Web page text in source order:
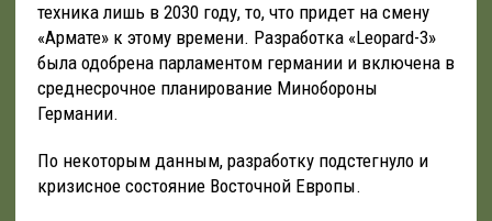
техника лишь в 2030 году, то, что придет на смену
«Армате» к этому времени. Разработка «Leopard-3»
была одобрена парламентом германии и включена в
среднесрочное планирование Минобороны
Германии.
По некоторым данным, разработку подстегнуло и
кризисное состояние Восточной Европы.